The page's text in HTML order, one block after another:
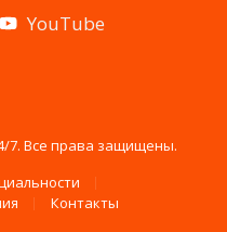
YouTube
7. Все права защищены.
Контакты